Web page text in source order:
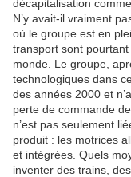
décapitalisation
N’y avait-il vraiment
où le groupe est en
transport sont
monde. Le groupe,
technologiques dans
des années 2000 et
perte de commande
n’est pas seulement
produit : les motrices
et intégrées. Quels
inventer des trains,